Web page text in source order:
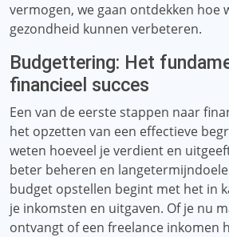
vermogen, we gaan ontdekken hoe
gezondheid kunnen verbeteren.
Budgettering: Het
financieel succes
Een van de eerste stappen naar
het opzetten van een effectieve
weten hoeveel je verdient en
beter beheren en
budget opstellen begint met het in
je inkomsten en uitgaven. Of je nu
ontvangt of een freelance inkomen